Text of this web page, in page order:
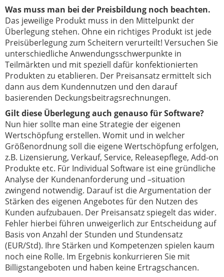
Was muss man bei der Preisbildung noch beachten.
Das jeweilige Produkt muss in den Mittelpunkt der
Überlegung stehen. Ohne ein richtiges Produkt ist jede
Preisüberlegung zum Scheitern verurteilt! Versuchen Sie
unterschiedliche Anwendungsschwerpunkte in
Teilmärkten und mit speziell dafür konfektionierten
Produkten zu etablieren. Der Preisansatz ermittelt sich
dann aus dem Kundennutzen und den darauf
basierenden Deckungsbeitragsrechnungen.
Gilt diese Überlegung auch genauso für Software?
Nun hier sollte man eine Strategie der eigenen
Wertschöpfung erstellen. Womit und in welcher
Größenordnung soll die eigene Wertschöpfung erfolgen,
z.B. Lizensierung, Verkauf, Service, Releasepflege, Add-on
Produkte etc. Für Individual Software ist eine gründliche
Analyse der Kundenanforderung und –situation
zwingend notwendig. Darauf ist die Argumentation der
Stärken des eigenen Angebotes für den Nutzen des
Kunden aufzubauen. Der Preisansatz spiegelt das wider.
Fehler hierbei führen unweigerlich zur Entscheidung auf
Basis von Anzahl der Stunden und Stundensatz
(EUR/Std). Ihre Stärken und Kompetenzen spielen kaum
noch eine Rolle. Im Ergebnis konkurrieren Sie mit
Billigstangeboten und haben keine Ertragschancen.